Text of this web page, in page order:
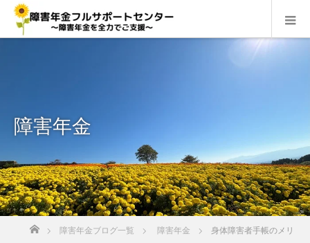
障害年金
障害年金ブログ一覧 障害年金
身体障害者手帳のメリ